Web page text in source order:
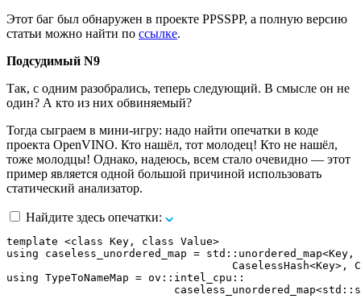
Этот баг был обнаружен в проекте PPSSPP, а полную версию
статьи можно найти по ссылке.
Подсудимый N9
Так, с одним разобрались, теперь следующий. В смысле он не
один? А кто из них обвиняемый?
Тогда сыграем в мини-игру: надо найти опечатки в коде
проекта OpenVINO. Кто нашёл, тот молодец! Кто не нашёл,
тоже молодцы! Однако, надеюсь, всем стало очевидно — этот
пример является одной большой причиной использовать
статический анализатор.
Найдите здесь опечатки:
template <class Key, class Value>
using caseless_unordered_map =
CaselessHash<Key>,
using TypeToNameMap = ov::intel_cpu::